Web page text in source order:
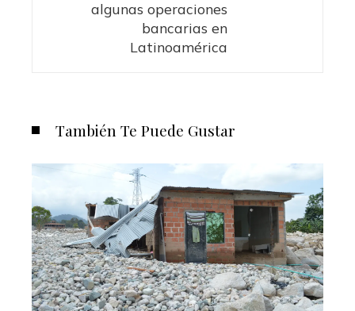
algunas operaciones
bancarias en
Latinoamérica
También Te Puede Gustar